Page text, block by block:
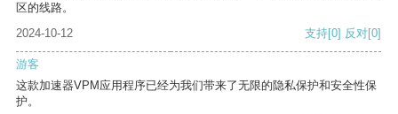
区的线路。
2024-10-12
支持[0] 反对[0]
游客
这款加速器VPM应用程序已经为我们带来了无限的隐私保护和安全性保
护。